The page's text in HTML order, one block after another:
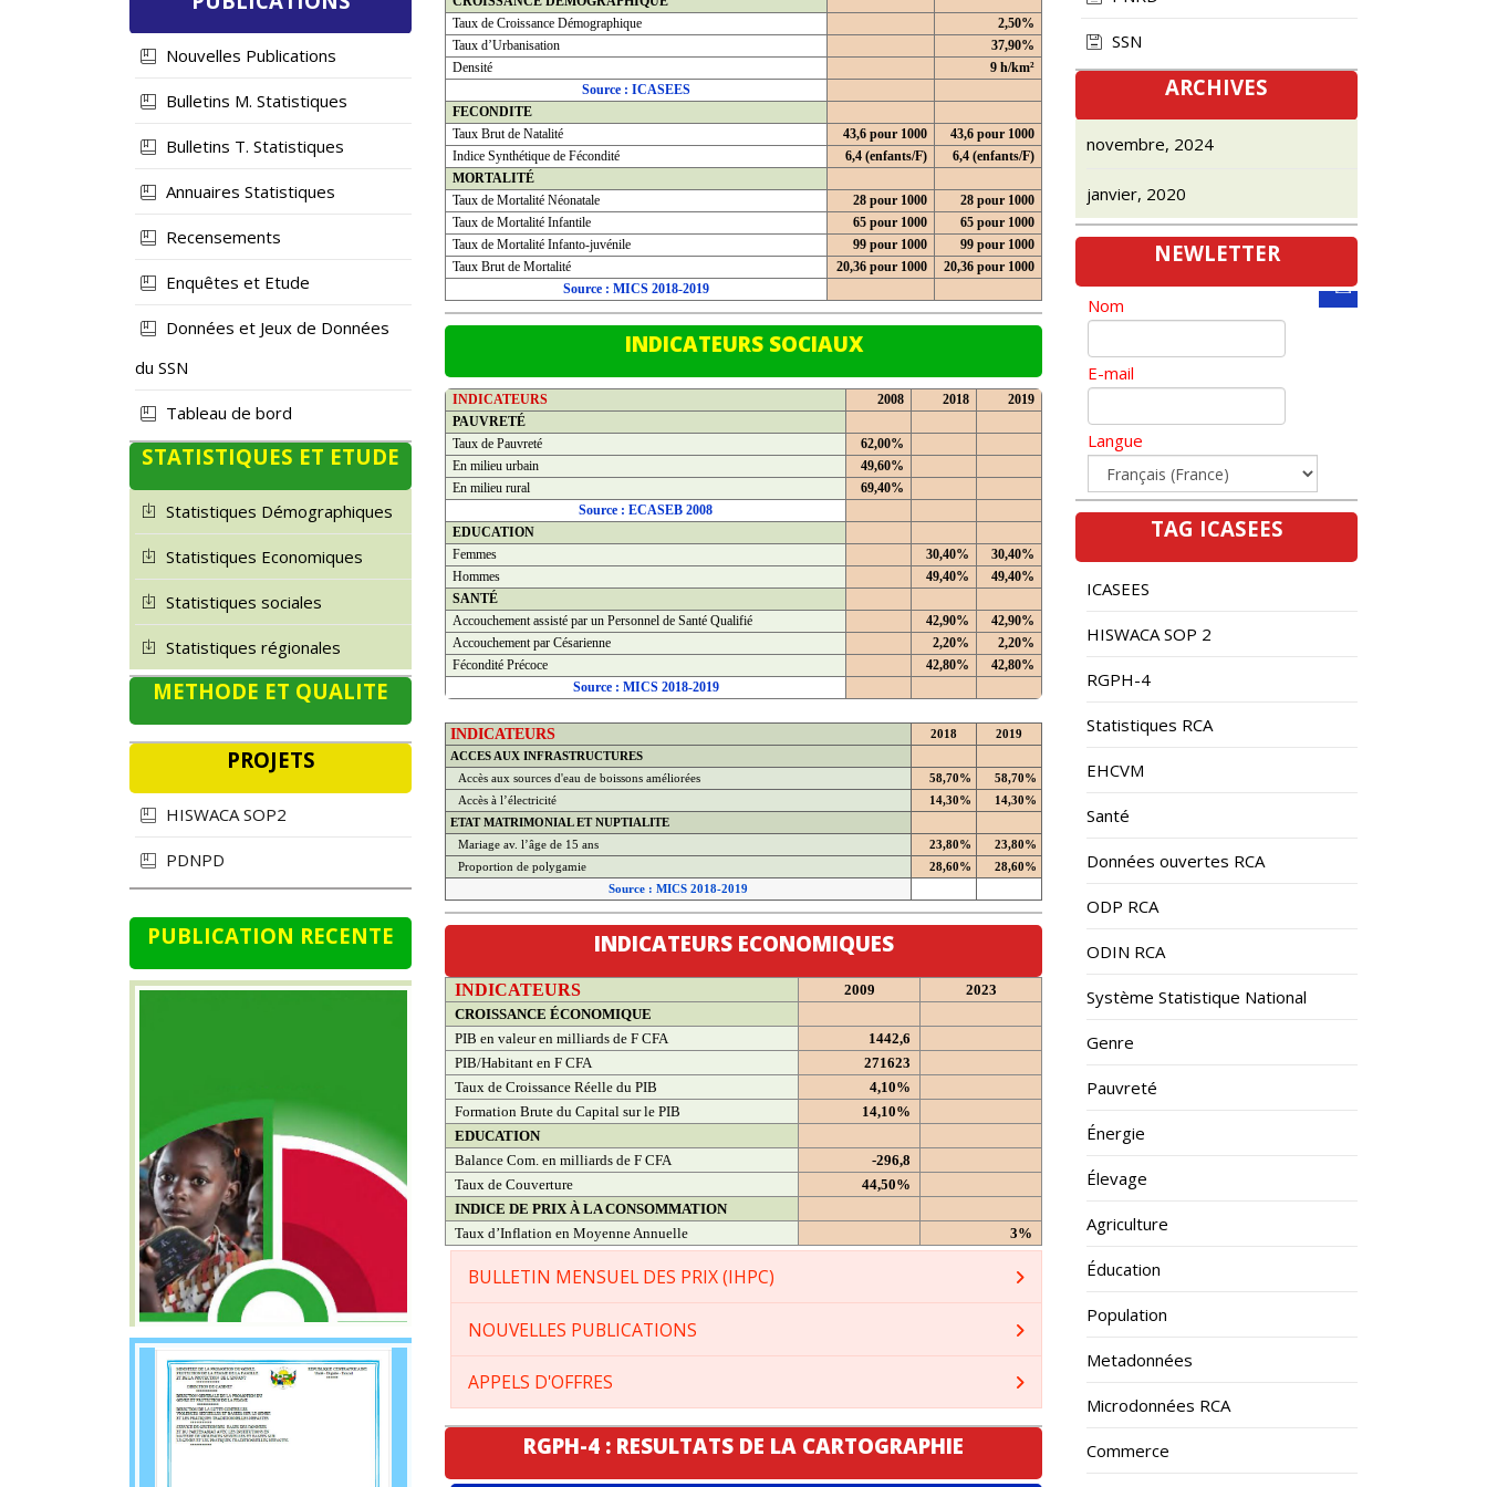
Nouvelles Publications
Bulletins M. Statistiques
Bulletins T. Statistiques
Annuaires Statistiques
Recensements
Enquêtes et Etude
Données et Jeux de Données
du SSN
Tableau de bord
STATISTIQUES ET ETUDE
Statistiques Démographiques
Statistiques Economiques
Statistiques sociales
Statistiques régionales
METHODE ET QUALITE
PROJETS
HISWACA SOP2
PDNPD
PUBLICATION RECENTE
Taux de Croissance Démographique
2,50%
Taux d’Urbanisation
37,90%
Densité
9 h/km²
Source : ICASEES
FECONDITE
Taux Brut de Natalité
43,6 pour 1000
43,6 pour 1000
Indice Synthétique de Fécondité
6,4 (enfants/F)
6,4 (enfants/F)
MORTALITÉ
Taux de Mortalité Néonatale
28 pour 1000
28 pour 1000
Taux de Mortalité Infantile
65 pour 1000
65 pour 1000
Taux de Mortalité Infanto-juvénile
99 pour 1000
99 pour 1000
Taux Brut de Mortalité
20,36 pour 1000
20,36 pour 1000
Source : MICS 2018-2019
INDICATEURS SOCIAUX
INDICATEURS 2008 2018
2019
PAUVRETÉ
Taux de Pauvreté
62,00%
En milieu urbain
49,60%
En milieu rural
69,40%
Source : ECASEB 2008
EDUCATION
Femmes
30,40%
30,40%
Hommes
49,40%
49,40%
SANTÉ
Accouchement assisté par un Personnel de Santé Qualifié
42,90%
42,90%
Accouchement par Césarienne
2,20%
2,20%
Fécondité Précoce
42,80%
42,80%
Source : MICS 2018-2019
INDICATEURS 2018
2019
ACCES AUX INFRASTRUCTURES
Accès aux sources d'eau de boissons améliorées
58,70%
58,70%
Accès à l’électricité
14,30%
14,30%
ETAT MATRIMONIAL ET NUPTIALITE
Mariage av. l’âge de 15 ans
23,80%
23,80%
Proportion de polygamie
28,60%
28,60%
Source : MICS 2018-2019
INDICATEURS ECONOMIQUES
INDICATEURS 2009
2023
CROISSANCE ÉCONOMIQUE
PIB en valeur en milliards de F CFA
1442,6
PIB/Habitant en F CFA
271623
Taux de Croissance Réelle du PIB
4,10%
Formation Brute du Capital sur le PIB
14,10%
EDUCATION
Balance Com. en milliards de F CFA
-296,8
Taux de Couverture
44,50%
INDICE DE PRIX À LA CONSOMMATION
Taux d’Inflation en Moyenne Annuelle
3%
BULLETIN MENSUEL DES PRIX (IHPC)
NOUVELLES PUBLICATIONS
APPELS D'OFFRES
RGPH-4 : RESULTATS DE LA CARTOGRAPHIE
SSN
ARCHIVES
novembre, 2024
janvier, 2020
NEWLETTER
Nom
E-mail
Langue
TAG ICASEES
ICASEES
HISWACA SOP 2
RGPH-4
Statistiques RCA
EHCVM
Santé
Données ouvertes RCA
ODP RCA
ODIN RCA
Système Statistique National
Genre
Pauvreté
Énergie
Élevage
Agriculture
Éducation
Population
Metadonnées
Microdonnées RCA
Commerce